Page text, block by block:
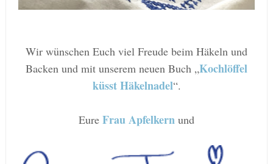
Wir wünschen Euch viel Freude beim Häkeln und
Backen und mit unserem neuen Buch „Kochlöffel
küsst Häkelnadel“.
Eure Frau Apfelkern und